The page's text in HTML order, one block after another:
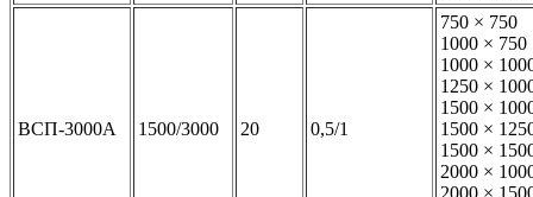
ВСП-3000А 1500/3000 20 0,5/1
750 × 750
1000 × 750
1000 ×
1250 ×
1500 ×
1500 ×
1500 ×
2000 ×
2000 ×